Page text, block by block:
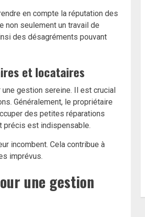
en compte la réputation des
non seulement un travail de
des désagréments pouvant
et locataires
gestion sereine. Il est crucial
Généralement, le propriétaire
des petites réparations
précis est indispensable.
incombent. Cela contribue à
imprévus.
une gestion